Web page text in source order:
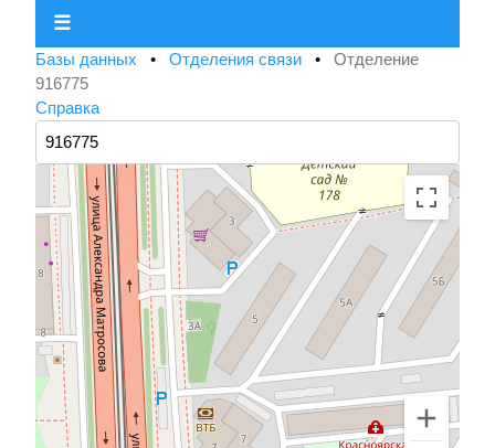
☰
Базы данных • Отделения связи • Отделение
916775
Справка